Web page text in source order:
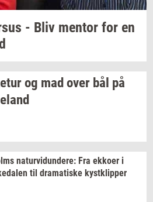
- Bliv men­tor for en
og mad over bål på
na­tur­vi­dun­de­re: Fra ek­ko­er i
til dra­ma­ti­ske kyst­klip­per